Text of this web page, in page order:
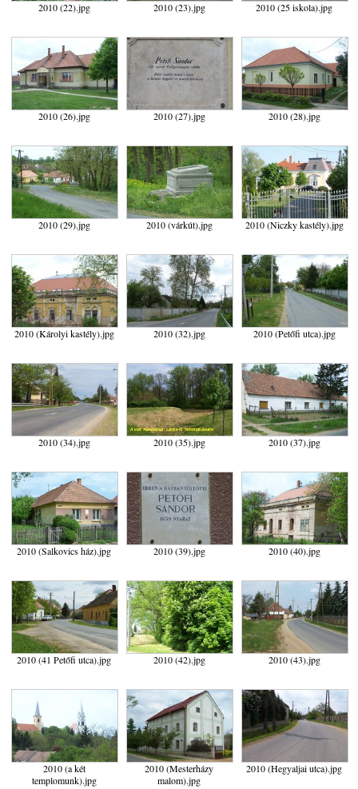
2010 (22).jpg 2010 (23).jpg 2010 (25 iskola).jpg
2010 (26).jpg 2010 (27).jpg 2010 (28).jpg
2010 (29).jpg 2010 (várkút).jpg 2010 (Niczky kastély).jpg
2010 (Károlyi kastély).jpg 2010 (32).jpg 2010 (Petőfi utca).jpg
2010 (34).jpg 2010 (35).jpg 2010 (37).jpg
2010 (Salkovics ház).jpg 2010 (39).jpg 2010 (40).jpg
2010 (41 Petőfi utca).jpg 2010 (42).jpg 2010 (43).jpg
2010 (a két
templomunk).jpg
2010 (Mesterházy
malom).jpg
2010 (Hegyaljai utca).jpg